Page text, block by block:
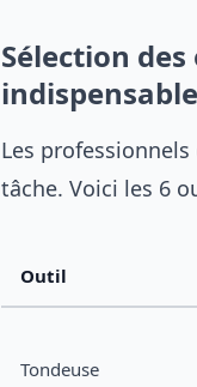
Sélection
Les
tâche. Voici les 6
Outil
Tondeuse